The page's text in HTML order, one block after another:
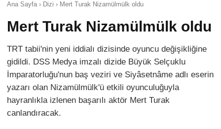
Ana Sayfa › Dizi › Mert Turak Nizamülmülk oldu
Mert Turak Nizamülmülk oldu
TRT tabii'nin yeni iddialı dizisinde oyuncu değişikliğine
gidildi. DSS Medya imzalı dizide Büyük Selçuklu
İmparatorluğu'nun baş veziri ve Siyâsetnâme adlı eserin
yazarı olan Nizamülmülk'ü etkili oyunculuğuyla
hayranlıkla izlenen başarılı aktör Mert Turak
canlandıracak.